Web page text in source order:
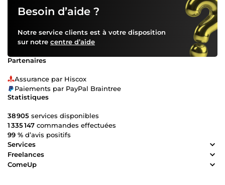
Besoin d’aide ?
Notre service clients est à votre disposition
sur notre centre d’aide
Partenaires
Assurance par Hiscox
Paiements par PayPal Braintree
Statistiques
38 905 services disponibles
1 335 147 commandes effectuées
99 % d’avis positifs
Services
Freelances
ComeUp